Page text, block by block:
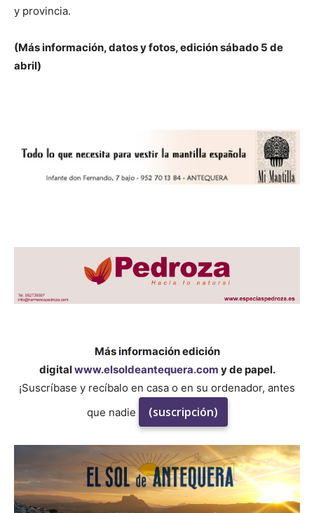
y provincia.
(Más información, datos y fotos, edición sábado 5 de
abril)
Más información edición
digitalwww.elsoldeantequera.com y de papel.
¡Suscríbase y recíbalo en casa o en su ordenador, antes
que nadie
(suscripción)